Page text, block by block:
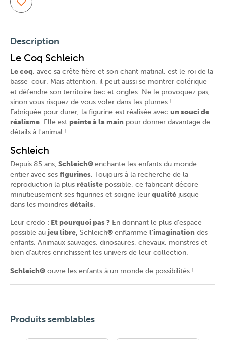
Description
Le Coq Schleich
Le coq, avec sa crête fière et son chant matinal, est le roi de la
basse-cour. Mais attention, il peut aussi se montrer colérique
et défendre son territoire bec et ongles. Ne le provoquez pas,
sinon vous risquez de vous voler dans les plumes !
Fabriquée pour durer, la figurine est réalisée avec un souci de
réalisme. Elle est peinte à la main pour donner davantage de
détails à l'animal !
Schleich
Depuis 85 ans, Schleich®enchante les enfants du monde
entier avec ses figurines. Toujours à la recherche de la
reproduction la plus réaliste possible, ce fabricant décore
minutieusement ses figurines et soigne leur qualité jusque
dans les moindres détails.
Leur credo : Et pourquoi pas ? En donnant le plus d'espace
possible au jeu libre, Schleich®enflamme l'imagination des
enfants. Animaux sauvages, dinosaures, chevaux, monstres et
bien d'autres enrichissent les univers de leur collection.
Schleich® ouvre les enfants à un monde de possibilités !
Produits semblables